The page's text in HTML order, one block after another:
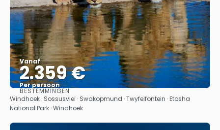
Vanaf
2.359 €
Per persoon
Bekijk
BESTEMMINGEN
Windhoek · Sossusvlei · Swakopmund · Twyfelfontein · Etosha
National Park · Windhoek